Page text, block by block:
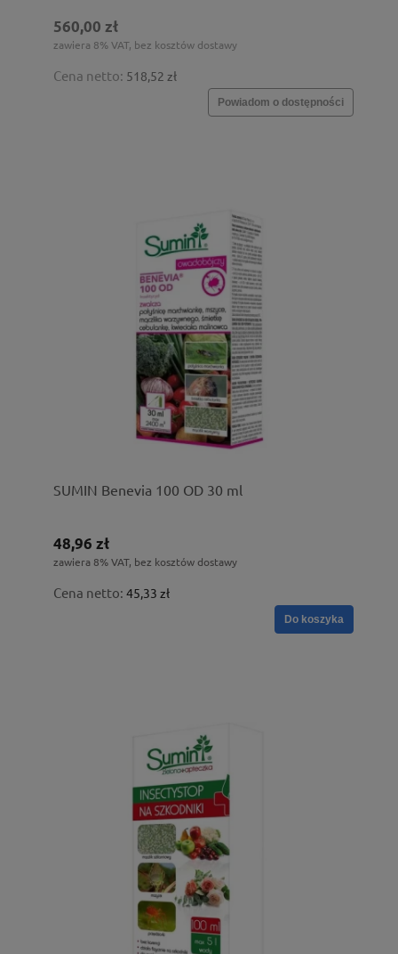
560,00 zł
zawiera 8% VAT, bez kosztów dostawy
Cena netto: 518,52 zł
Powiadom o dostępności
SUMIN Benevia 100 OD 30 ml
48,96 zł
zawiera 8% VAT, bez kosztów dostawy
Cena netto: 45,33 zł
Do koszyka